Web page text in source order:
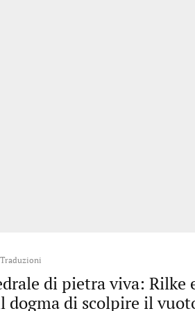
Traduzioni
di pietra viva: Rilke
dogma di scolpire il